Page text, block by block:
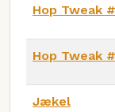
Hop Tweak
Hop Tweak
Jækel